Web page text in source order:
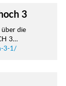
3
die
3…
3-1/